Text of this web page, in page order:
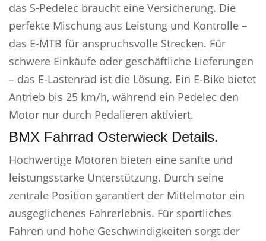
das S-Pedelec braucht eine Versicherung. Die
perfekte Mischung aus Leistung und Kontrolle –
das E-MTB für anspruchsvolle Strecken. Für
schwere Einkäufe oder geschäftliche Lieferungen
– das E-Lastenrad ist die Lösung. Ein E-Bike bietet
Antrieb bis 25 km/h, während ein Pedelec den
Motor nur durch Pedalieren aktiviert.
BMX Fahrrad Osterwieck Details.
Hochwertige Motoren bieten eine sanfte und
leistungsstarke Unterstützung. Durch seine
zentrale Position garantiert der Mittelmotor ein
ausgeglichenes Fahrerlebnis. Für sportliches
Fahren und hohe Geschwindigkeiten sorgt der